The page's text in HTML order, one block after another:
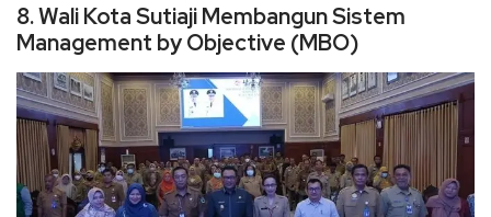
8. Wali Kota Sutiaji Membangun Sistem
Management by Objective (MBO)